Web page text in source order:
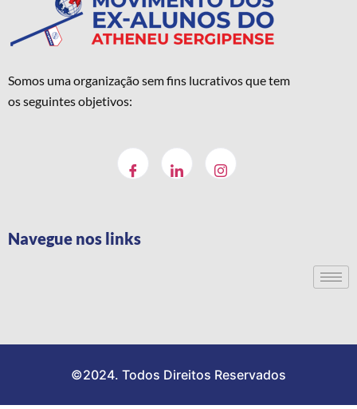
Somos uma organização sem fins lucrativos que tem
os seguintes objetivos:
Navegue nos links
©2024. Todos Direitos Reservados